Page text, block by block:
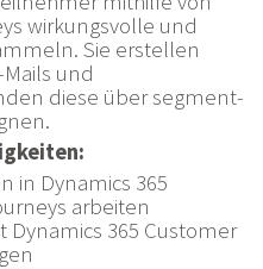
wirkungsvolle und
Sie erstellen
und
diese über segment-
in Dynamics 365
arbeiten
Dynamics 365 Customer